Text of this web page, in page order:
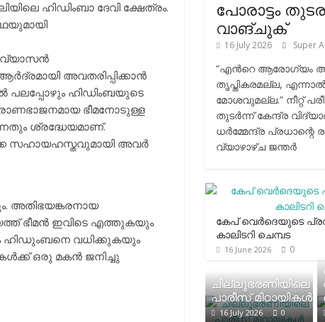
ഹിഡിംബാ ദേവി ക്ഷേത്രം.
വ്യാസന്‍
അവതരിപ്പിക്കാന്‍
പലപ്പോഴും ഹിഡിംബയുടെ
ഭീമനോടുള്ള
ശ്രദ്ധേയമാണ്.
സഹായഹസ്തവുമായി അവര്‍
അതിഭയങ്കരനായ
ഭീമന്‍ ഇവിടെ എത്തുകയും
ഹിഡുംബനെ വധിക്കുകയും
ഒരു മകന്‍ ജനിച്ചു
പോരാട്ടം
വാങ്ചുക്
16 July 2026 Super
“എന്‍റെ ആരോഗ്യം
തൃപ്തികരമല്ല,
മോശവുമല്ല.” നീറ്റ്
തുടർന്ന് കേന്ദ്ര
ധർമ്മേന്ദ്ര പ്രധാന്റെ
വ്യാഴാഴ്ച ജന്തർ
കേപ് വെര്‍ദെയുടെ
കാലിടറി ചെമ്പട
16 June 2026 0
ചില്ലുഭരണിയിലെ
പാരീസ് മിഠായികള്‍
16 July 2026 0